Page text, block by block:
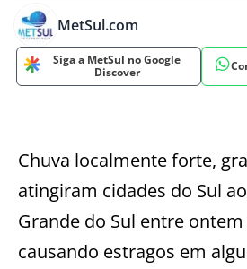
MetSul.com
Siga a MetSul no Google
Discover
Chuva localmente forte,
atingiram cidades do Sul
Grande do Sul entre ontem
causando estragos em